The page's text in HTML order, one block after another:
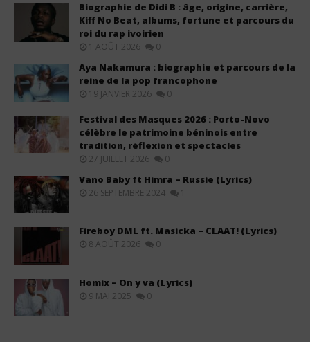
Biographie de Didi B : âge, origine, carrière,
Kiff No Beat, albums, fortune et parcours du
roi du rap ivoirien
1 AOÛT 2026 0
Aya Nakamura : biographie et parcours de la
reine de la pop francophone
19 JANVIER 2026 0
Festival des Masques 2026 : Porto-Novo
célèbre le patrimoine béninois entre
tradition, réflexion et spectacles
27 JUILLET 2026 0
Vano Baby ft Himra – Russie (Lyrics)
26 SEPTEMBRE 2024 1
Fireboy DML ft. Masicka – CLAAT! (Lyrics)
8 AOÛT 2026 0
Homix – On y va (Lyrics)
9 MAI 2025 0